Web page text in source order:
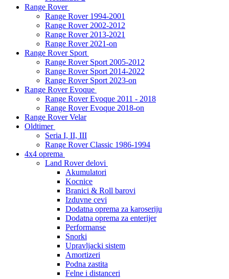
Range Rover
Range Rover 1994-2001
Range Rover 2002-2012
Range Rover 2013-2021
Range Rover 2021-on
Range Rover Sport
Range Rover Sport 2005-2012
Range Rover Sport 2014-2022
Range Rover Sport 2023-on
Range Rover Evoque
Range Rover Evoque 2011 - 2018
Range Rover Evoque 2018-on
Range Rover Velar
Oldtimer
Seria I, II, III
Range Rover Classic 1986-1994
4x4 oprema
Land Rover delovi
Akumulatori
Kocnice
Branici & Roll barovi
Izduvne cevi
Dodatna oprema za karoseriju
Dodatna oprema za enterijer
Performanse
Snorki
Upravljacki sistem
Amortizeri
Podna zastita
Felne i distanceri